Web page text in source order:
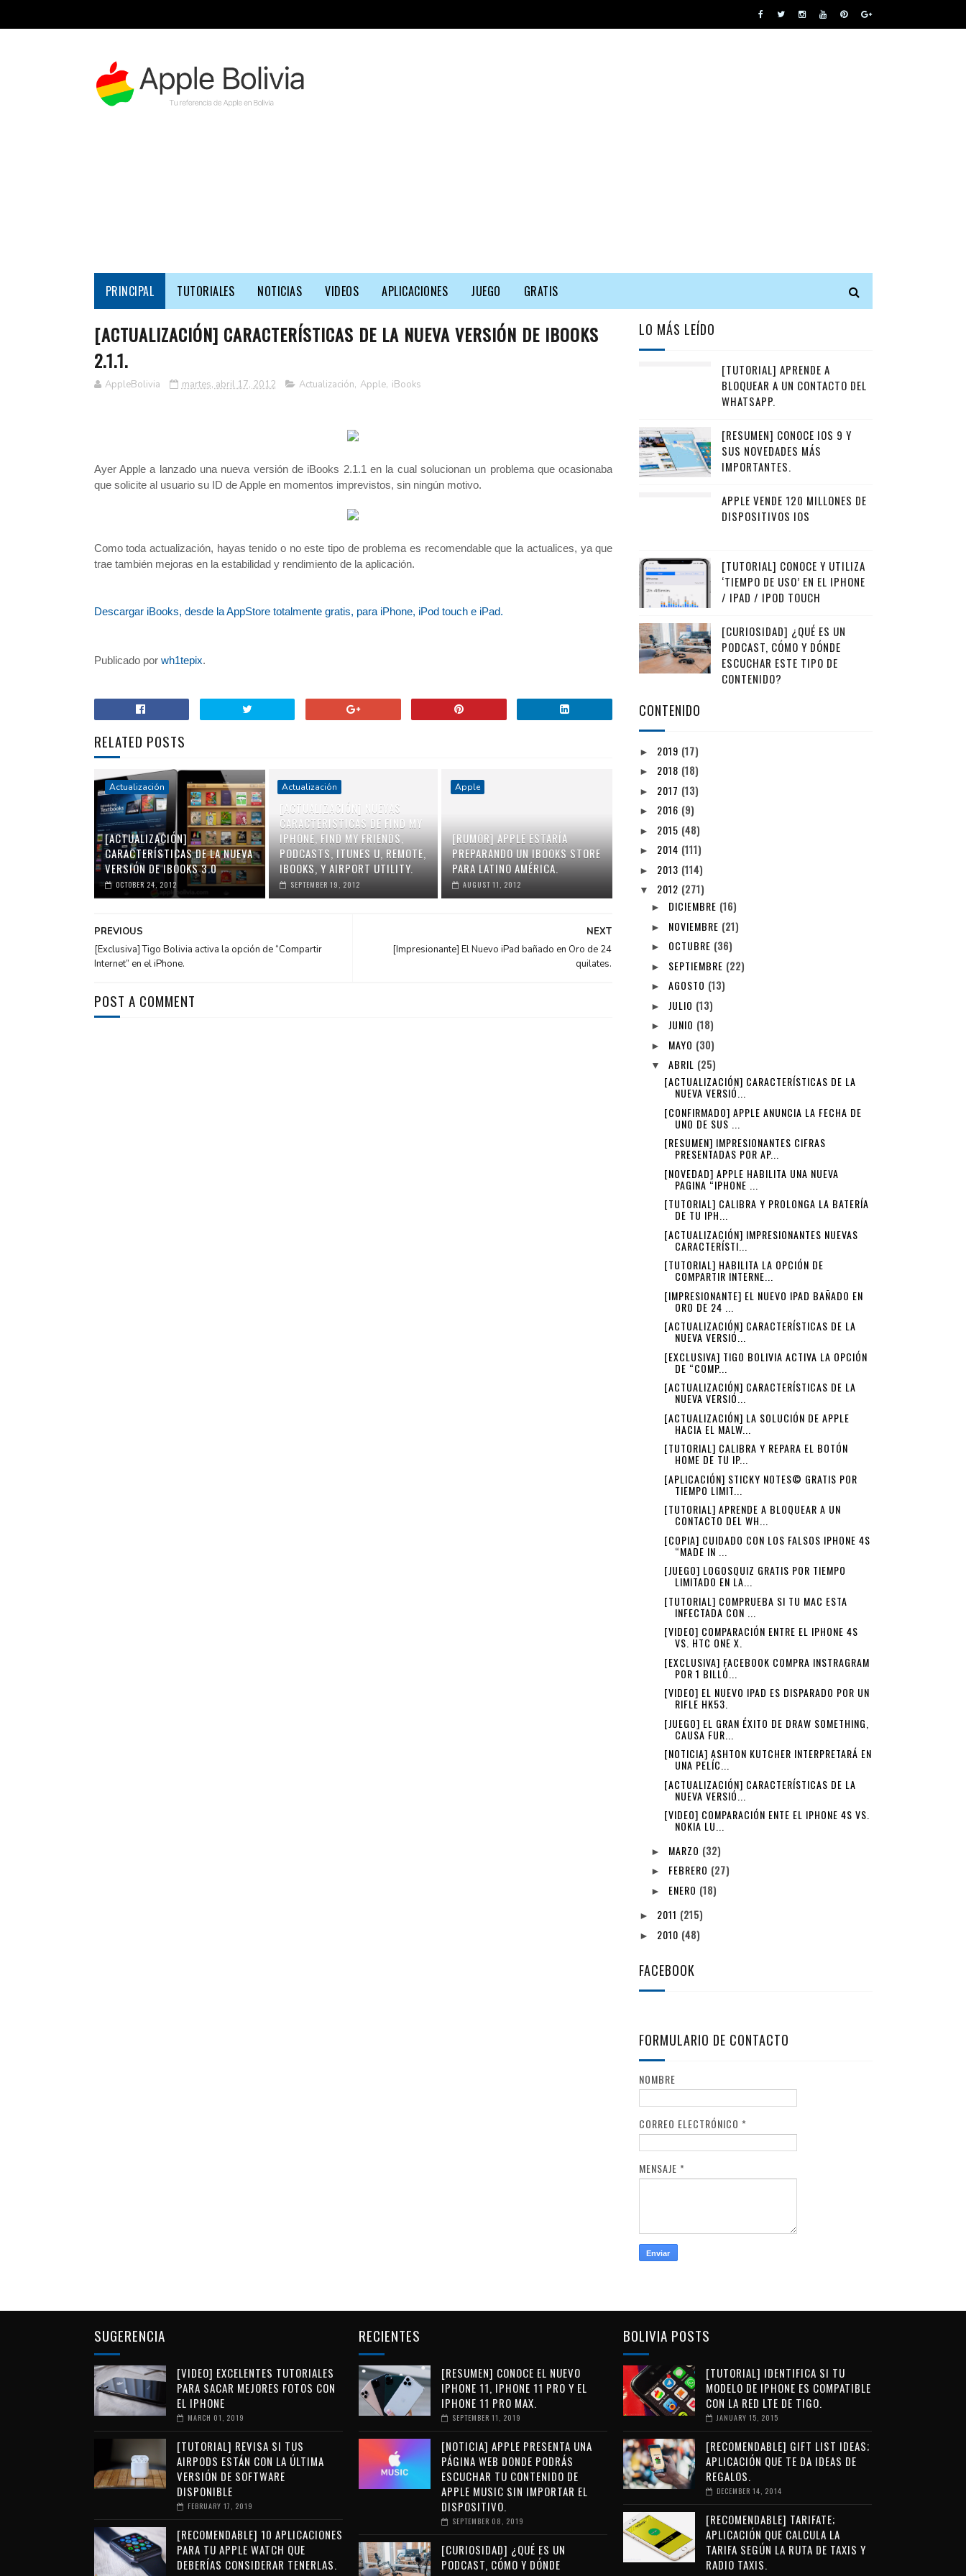
PRINCIPAL TUTORIALES NOTICIAS VIDEOS APLICACIONES JUEGO GRATIS
[ACTUALIZACIÓN] CARACTERÍSTICAS DE LA NUEVA VERSIÓN DE IBOOKS
2.1.1.
AppleBolivia martes, abril 17, 2012 Actualización, Apple, iBooks
Ayer Apple a lanzado una nueva versión de iBooks 2.1.1 en la cual solucionan un problema que ocasionaba
que solicite al usuario su ID de Apple en momentos imprevistos, sin ningún motivo.
Como toda actualización, hayas tenido o no este tipo de problema es recomendable que la actualices, ya que
trae también mejoras en la estabilidad y rendimiento de la aplicación.
Descargar iBooks, desde la AppStore totalmente gratis, para iPhone, iPod touch e iPad.
Publicado por wh1tepix.
RELATED POSTS
Actualización
[ACTUALIZACIÓN]
CARACTERÍSTICAS DE LA NUEVA
VERSIÓN DE IBOOKS 3.0
OCTOBER 24, 2012
Actualización
[ACTUALIZACIÓN] NUEVAS
CARACTERISTICAS DE FIND MY
IPHONE, FIND MY FRIENDS,
PODCASTS, ITUNES U, REMOTE,
IBOOKS, Y AIRPORT UTILITY.
SEPTEMBER 19, 2012
Apple
[RUMOR] APPLE ESTARÍA
PREPARANDO UN IBOOKS STORE
PARA LATINO AMÉRICA.
AUGUST 11, 2012
NEXT
[Impresionante] El Nuevo iPad bañado en Oro de 24
quilates.
PREVIOUS
[Exclusiva] Tigo Bolivia activa la opción de “Compartir
Internet” en el iPhone.
POST A COMMENT
LO MÁS LEÍDO
[TUTORIAL] APRENDE A
BLOQUEAR A UN CONTACTO DEL
WHATSAPP.
[RESUMEN] CONOCE IOS 9 Y
SUS NOVEDADES MÁS
IMPORTANTES.
APPLE VENDE 120 MILLONES DE
DISPOSITIVOS IOS
[TUTORIAL] CONOCE Y UTILIZA
‘TIEMPO DE USO’ EN EL IPHONE
/ IPAD / IPOD TOUCH
[CURIOSIDAD] ¿QUÉ ES UN
PODCAST, CÓMO Y DÓNDE
ESCUCHAR ESTE TIPO DE
CONTENIDO?
CONTENIDO
► 2019 (17)
► 2018 (18)
► 2017 (13)
► 2016 (9)
► 2015 (48)
► 2014 (111)
► 2013 (114)
▼ 2012 (271)
► DICIEMBRE (16)
► NOVIEMBRE (21)
► OCTUBRE (36)
► SEPTIEMBRE (22)
►AGOSTO (13)
► JULIO (13)
► JUNIO (18)
► MAYO (30)
▼ABRIL (25)
[ACTUALIZACIÓN] CARACTERÍSTICAS DE LA
NUEVA VERSIÓ...
[CONFIRMADO] APPLE ANUNCIA LA FECHA DE
UNO DE SUS ...
[RESUMEN] IMPRESIONANTES CIFRAS
PRESENTADAS POR AP...
[NOVEDAD] APPLE HABILITA UNA NUEVA
PAGINA “IPHONE ...
[TUTORIAL] CALIBRA Y PROLONGA LA BATERÍA
DE TU IPH...
[ACTUALIZACIÓN] IMPRESIONANTES NUEVAS
CARACTERÍSTI...
[TUTORIAL] HABILITA LA OPCIÓN DE
COMPARTIR INTERNE...
[IMPRESIONANTE] EL NUEVO IPAD BAÑADO EN
ORO DE 24 ...
[ACTUALIZACIÓN] CARACTERÍSTICAS DE LA
NUEVA VERSIÓ...
[EXCLUSIVA] TIGO BOLIVIA ACTIVA LA OPCIÓN
DE “COMP...
[ACTUALIZACIÓN] CARACTERÍSTICAS DE LA
NUEVA VERSIÓ...
[ACTUALIZACIÓN] LA SOLUCIÓN DE APPLE
HACIA EL MALW...
[TUTORIAL] CALIBRA Y REPARA EL BOTÓN
HOME DE TU IP...
[APLICACIÓN] STICKY NOTES© GRATIS POR
TIEMPO LIMIT...
[TUTORIAL] APRENDE A BLOQUEAR A UN
CONTACTO DEL WH...
[COPIA] CUIDADO CON LOS FALSOS IPHONE 4S
“MADE IN ...
[JUEGO] LOGOSQUIZ GRATIS POR TIEMPO
LIMITADO EN LA...
[TUTORIAL] COMPRUEBA SI TU MAC ESTA
INFECTADA CON ...
[VIDEO] COMPARACIÓN ENTRE EL IPHONE 4S
VS. HTC ONE X.
[EXCLUSIVA] FACEBOOK COMPRA INSTRAGRAM
POR 1 BILLÓ...
[VIDEO] EL NUEVO IPAD ES DISPARADO POR UN
RIFLE HK53.
[JUEGO] EL GRAN ÉXITO DE DRAW SOMETHING,
CAUSA FUR...
[NOTICIA] ASHTON KUTCHER INTERPRETARÁ EN
UNA PELÍC...
[ACTUALIZACIÓN] CARACTERÍSTICAS DE LA
NUEVA VERSIÓ...
[VIDEO] COMPARACIÓN ENTE EL IPHONE 4S VS.
NOKIA LU...
► MARZO (32)
► FEBRERO (27)
► ENERO (18)
► 2011 (215)
► 2010 (48)
FACEBOOK
FORMULARIO DE CONTACTO
NOMBRE
CORREO ELECTRÓNICO *
MENSAJE *
SUGERENCIA
[VIDEO] EXCELENTES TUTORIALES
PARA SACAR MEJORES FOTOS CON
EL IPHONE
MARCH 01, 2019
[TUTORIAL] REVISA SI TUS
AIRPODS ESTÁN CON LA ÚLTIMA
VERSIÓN DE SOFTWARE
DISPONIBLE
FEBRUARY 17, 2019
[RECOMENDABLE] 10 APLICACIONES
PARA TU APPLE WATCH QUE
DEBERÍAS CONSIDERAR TENERLAS.
RECIENTES
[RESUMEN] CONOCE EL NUEVO
IPHONE 11, IPHONE 11 PRO Y EL
IPHONE 11 PRO MAX.
SEPTEMBER 11, 2019
[NOTICIA] APPLE PRESENTA UNA
PÁGINA WEB DONDE PODRÁS
ESCUCHAR TU CONTENIDO DE
APPLE MUSIC SIN IMPORTAR EL
DISPOSITIVO.
SEPTEMBER 08, 2019
[CURIOSIDAD] ¿QUÉ ES UN
PODCAST, CÓMO Y DÓNDE
BOLIVIA POSTS
[TUTORIAL] IDENTIFICA SI TU
MODELO DE IPHONE ES COMPATIBLE
CON LA RED LTE DE TIGO.
JANUARY 15, 2015
[RECOMENDABLE] GIFT LIST IDEAS;
APLICACIÓN QUE TE DA IDEAS DE
REGALOS.
DECEMBER 14, 2014
[RECOMENDABLE] TARIFATE;
APLICACIÓN QUE CALCULA LA
TARIFA SEGÚN LA RUTA DE TAXIS Y
RADIO TAXIS.